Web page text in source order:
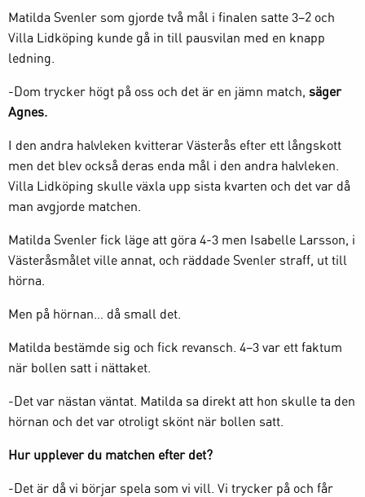
Matilda Svenler som gjorde två mål i finalen satte 3–2 och
Villa Lidköping kunde gå in till pausvilan med en knapp
ledning.
-Dom trycker högt på oss och det är en jämn match, säger
Agnes.
I den andra halvleken kvitterar Västerås efter ett långskott
men det blev också deras enda mål i den andra halvleken.
Villa Lidköping skulle växla upp sista kvarten och det var då
man avgjorde matchen.
Matilda Svenler fick läge att göra 4-3 men Isabelle Larsson, i
Västeråsmålet ville annat, och räddade Svenler straff, ut till
hörna.
Men på hörnan… då small det.
Matilda bestämde sig och fick revansch. 4–3 var ett faktum
när bollen satt i nättaket.
-Det var nästan väntat. Matilda sa direkt att hon skulle ta den
hörnan och det var otroligt skönt när bollen satt.
Hur upplever du matchen efter det?
-Det är då vi börjar spela som vi vill. Vi trycker på och får